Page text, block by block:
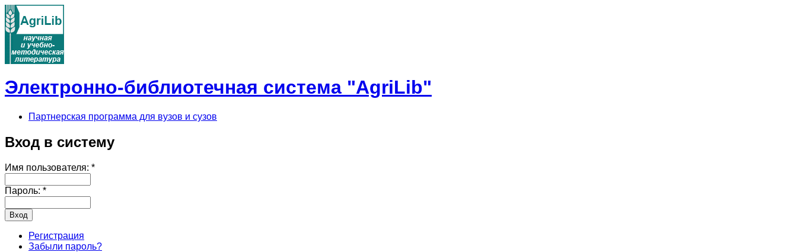
Электронно-библиотечная система "AgriLib"
Партнерская программа для вузов и сузов
Вход в систему
Имя пользователя: *
Пароль: *
Регистрация
Забыли пароль?